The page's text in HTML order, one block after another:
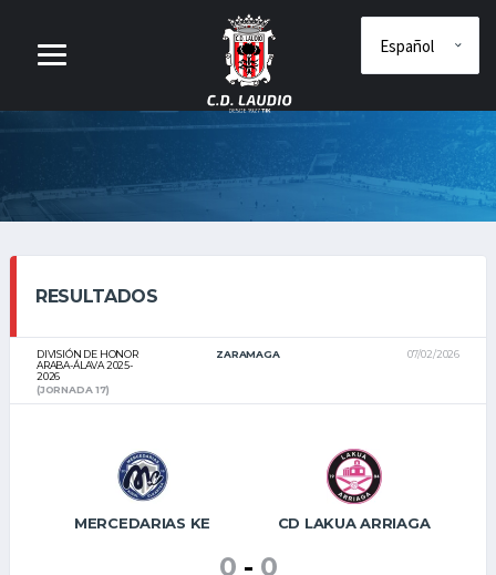
RESULTADOS
DIVISIÓN DE HONOR
ARABA-ÁLAVA 2025-
2026
ZARAMAGA 07/02/2026
(JORNADA 17)
MERCEDARIAS KE CD LAKUA ARRIAGA
0 - 0